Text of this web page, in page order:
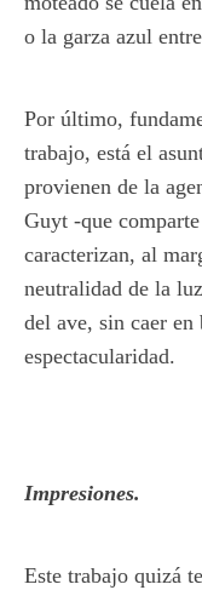
o la garza azul
Por último,
trabajo, está el
provienen de la
Guyt -que
caracterizan, al
neutralidad de la
del ave, sin caer
espectacularidad.
Impresiones.
Este trabajo quizá